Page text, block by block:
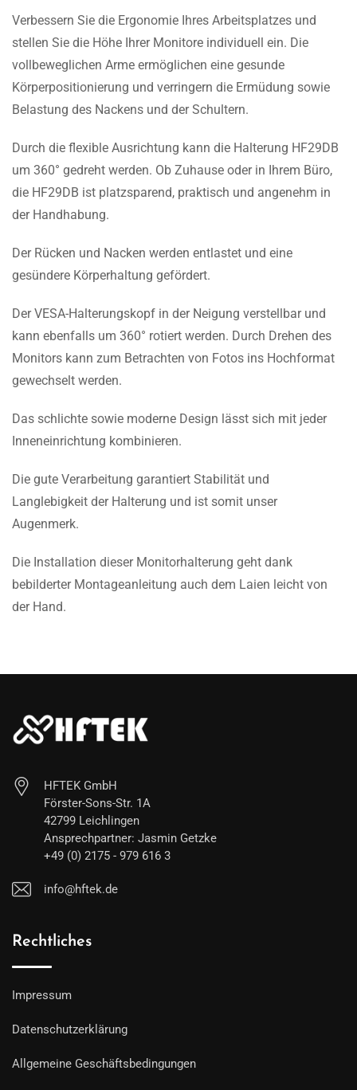
Verbessern Sie die Ergonomie Ihres Arbeitsplatzes und
stellen Sie die Höhe Ihrer Monitore individuell ein. Die
vollbeweglichen Arme ermöglichen eine gesunde
Körperpositionierung und verringern die Ermüdung sowie
Belastung des Nackens und der Schultern.
Durch die flexible Ausrichtung kann die Halterung HF29DB
um 360° gedreht werden. Ob Zuhause oder in Ihrem Büro,
die HF29DB ist platzsparend, praktisch und angenehm in
der Handhabung.
Der Rücken und Nacken werden entlastet und eine
gesündere Körperhaltung gefördert.
Der VESA-Halterungskopf in der Neigung verstellbar und
kann ebenfalls um 360° rotiert werden. Durch Drehen des
Monitors kann zum Betrachten von Fotos ins Hochformat
gewechselt werden.
Das schlichte sowie moderne Design lässt sich mit jeder
Inneneinrichtung kombinieren.
Die gute Verarbeitung garantiert Stabilität und
Langlebigkeit der Halterung und ist somit unser
Augenmerk.
Die Installation dieser Monitorhalterung geht dank
bebilderter Montageanleitung auch dem Laien leicht von
der Hand.
HFTEK GmbH
Förster-Sons-Str. 1A
42799 Leichlingen
Ansprechpartner: Jasmin Getzke
+49 (0) 2175 - 979 616 3
info@hftek.de
Rechtliches
Impressum
Datenschutzerklärung
Allgemeine Geschäftsbedingungen